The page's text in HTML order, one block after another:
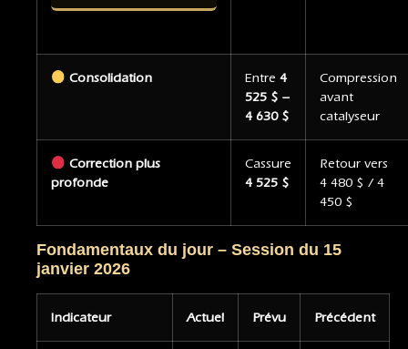
Consolidation Entre 4
525 $ –
4 630 $
Compression
avant
catalyseur
Correction plus
profonde
Cassure
4 525 $
Retour vers
4 480 $ / 4
450 $
Fondamentaux du jour – Session du 15
janvier 2026
Indicateur Actuel Prévu Précédent